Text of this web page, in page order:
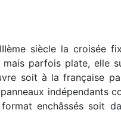
siècle la croisée
parfois plate, elle
soit à la française
indépendants
enchâssés soit